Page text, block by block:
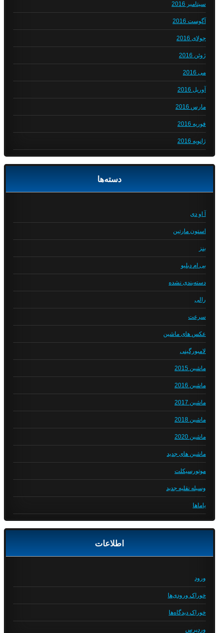
سپتامبر 2016
آگوست 2016
جولای 2016
ژوئن 2016
می 2016
آوریل 2016
مارس 2016
فوریه 2016
ژانویه 2016
دسته‌ها
آ او دی
استون مارتین
بنز
بی ام دبلیو
دسته‌بندی نشده
رالی
سرعت
عکس های ماشین
لامبورگینی
ماشین 2015
ماشین 2016
ماشین 2017
ماشین 2018
ماشین 2020
ماشین های جدید
موتورسیکلت
وسیله نقلیه جدید
یاماها
اطلاعات
ورود
خوراک ورودی‌ها
خوراک دیدگاه‌ها
وردپرس